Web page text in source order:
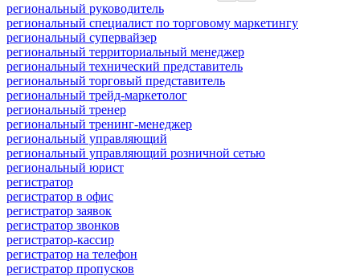
региональный руководитель
региональный специалист по торговому маркетингу
региональный супервайзер
региональный территориальный менеджер
региональный технический представитель
региональный торговый представитель
региональный трейд-маркетолог
региональный тренер
региональный тренинг-менеджер
региональный управляющий
региональный управляющий розничной сетью
региональный юрист
регистратор
регистратор в офис
регистратор заявок
регистратор звонков
регистратор-кассир
регистратор на телефон
регистратор пропусков